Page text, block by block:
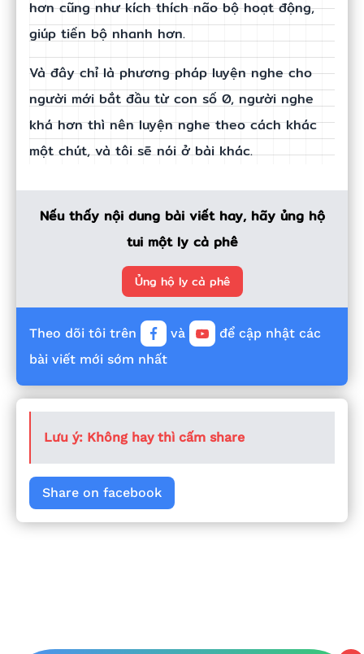
hơn cũng như kích thích não bộ hoạt động,
giúp tiến bộ nhanh hơn.
Và đây chỉ là phương pháp luyện nghe cho
người mới bắt đầu từ con số 0, người nghe
khá hơn thì nên luyện nghe theo cách khác
một chút, và tôi sẽ nói ở bài khác.
Nếu thấy nội dung bài viết hay, hãy ủng hộ
tui một ly cà phê
Ủng hộ ly cà phê
Theo dõi tôi trên và
để cập nhật các
bài viết mới sớm nhất
Lưu ý: Không hay thì cấm share
Share on facebook